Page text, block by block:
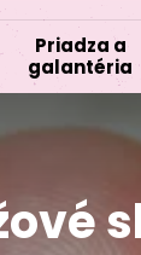
Priadza a
galantéria